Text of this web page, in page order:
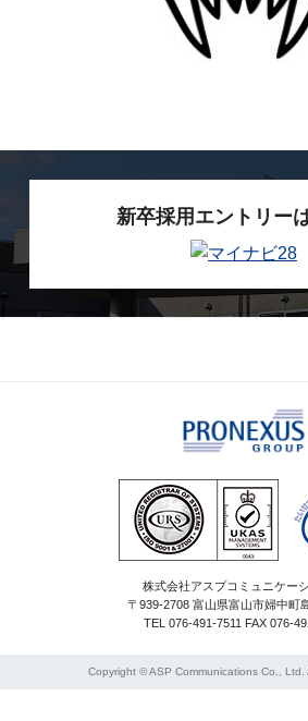
新卒採用エントリー
株式会社アスプコミュニケー
〒939-2708 富山県富山市婦中町
TEL 076-491-7511 FAX 076-
Copyright © ASP Communications Co., Ltd.